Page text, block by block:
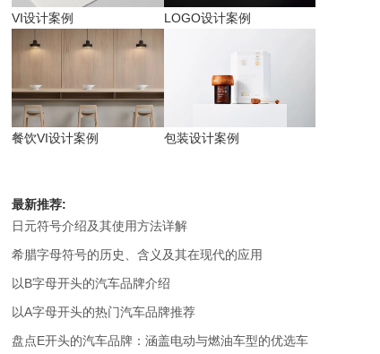
VI设计案例 LOGO设计案例
餐饮VI设计案例 包装设计案例
最新推荐:
日元符号介绍及其使用方法详解
希腊字母符号的历史、含义及其在现代的应用
以B字母开头的汽车品牌介绍
以A字母开头的热门汽车品牌推荐
盘点E开头的汽车品牌：涵盖电动与燃油车型的优选车